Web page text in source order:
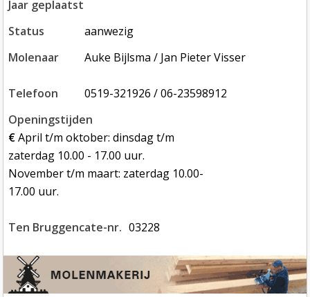
jaar geplaatst
status
aanwezig
molenaar
Auke Bijlsma / Jan Pieter Visser
telefoon
0519-321926 / 06-23598912
openingstijden
€April t/m oktober: dinsdag t/m
zaterdag 10.00 - 17.00 uur.
November t/m maart: zaterdag 10.00-
17.00 uur.
Ten Bruggencate-nr. 03228